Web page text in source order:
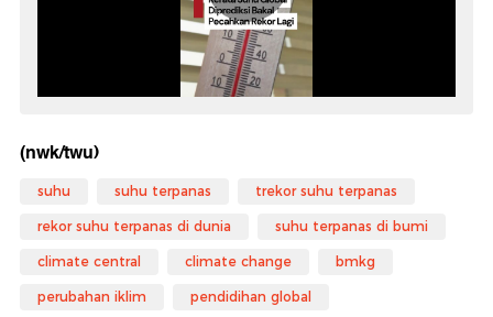
(nwk/twu)
suhu suhu terpanas trekor suhu terpanas
rekor suhu terpanas di dunia suhu terpanas di bumi
climate central climate change bmkg
perubahan iklim pendidihan global